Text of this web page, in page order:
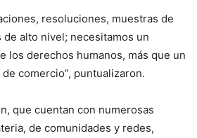
resoluciones, muestras de
alto nivel; necesitamos un
los derechos humanos, más que un
comercio”, puntualizaron.
que cuentan con numerosas
de comunidades y redes,